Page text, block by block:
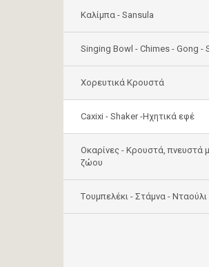
Καλίμπα - Sansula
Singing Bowl - Chimes - Gong -
Χορευτικά Κρουστά
Caxixi - Shaker -Ηχητικά εφέ
Οκαρίνες - Κρουστά, πνευστά
ζώου
Tουμπελέκι - Στάμνα - Νταούλι